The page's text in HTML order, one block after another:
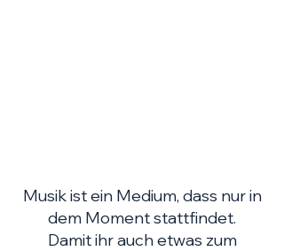
Musik ist ein Medium, dass nurin
dem Moment stattfindet.
Damit ihr auch etwas zum